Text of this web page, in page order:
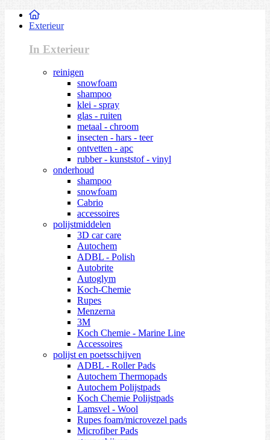
Exterieur
In Exterieur
reinigen
snowfoam
shampoo
klei - spray
glas - ruiten
metaal - chroom
insecten - hars - teer
ontvetten - apc
rubber - kunststof - vinyl
onderhoud
shampoo
snowfoam
Cabrio
accessoires
polijstmiddelen
3D car care
Autochem
ADBL - Polish
Autobrite
Autoglym
Koch-Chemie
Rupes
Menzerna
3M
Koch Chemie - Marine Line
Accessoires
polijst en poetsschijven
ADBL - Roller Pads
Autochem Thermopads
Autochem Polijstpads
Koch Chemie Polijstpads
Lamsvel - Wool
Rupes foam/microvezel pads
Microfiber Pads